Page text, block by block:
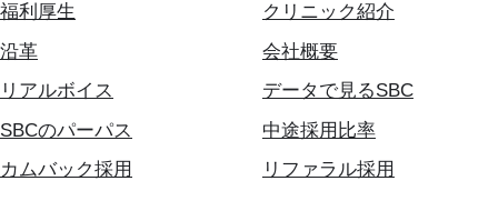
福利厚生
クリニック紹介
沿革
会社概要
リアルボイス
データで見るSBC
SBCのパーパス
中途採用比率
カムバック採用
リファラル採用